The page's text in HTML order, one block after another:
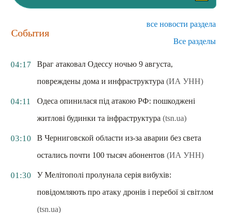
События
все новости раздела
Все разделы
04:17
Враг атаковал Одессу ночью 9 августа,
повреждены дома и инфраструктура (ИА УНН)
04:11
Одеса опинилася під атакою РФ: пошкоджені
житлові будинки та інфраструктура (tsn.ua)
03:10
В Черниговской области из-за аварии без света
остались почти 100 тысяч абонентов (ИА УНН)
01:30
У Мелітополі пролунала серія вибухів:
повідомляють про атаку дронів і перебої зі світлом
(tsn.ua)